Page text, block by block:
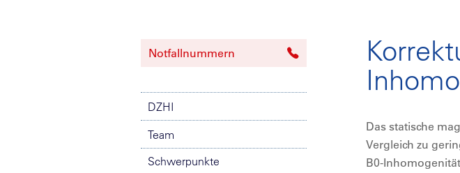
Notfallnummern
DZHI
Team
Schwerpunkte
Das statische
Vergleich zu
B0-